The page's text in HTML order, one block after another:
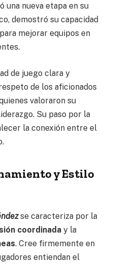
una nueva etapa en su
demostró su capacidad
mejorar equipos en
de juego clara y
de los aficionados
valoraron su
Su paso por la
la conexión entre el
y Estilo
se caracteriza por la
coordinada y la
. Cree firmemente en
entiendan el